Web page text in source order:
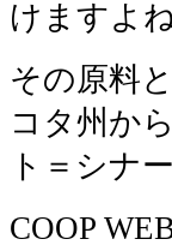
けますよね
その原料
コタ州か
ト＝シナ
COOP